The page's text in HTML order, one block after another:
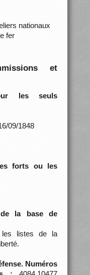
nationaux
fer
et
les seuls
09/1848
forts ou les
de la base de
les listes de la
Numéros